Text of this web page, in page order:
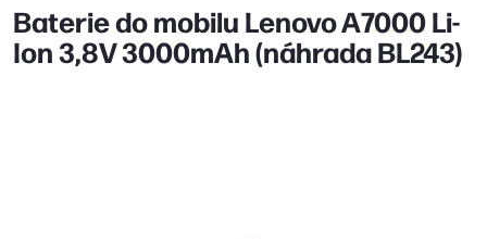
Baterie do mobilu Lenovo A7000 Li-
Ion 3,8V 3000mAh (náhrada BL243)